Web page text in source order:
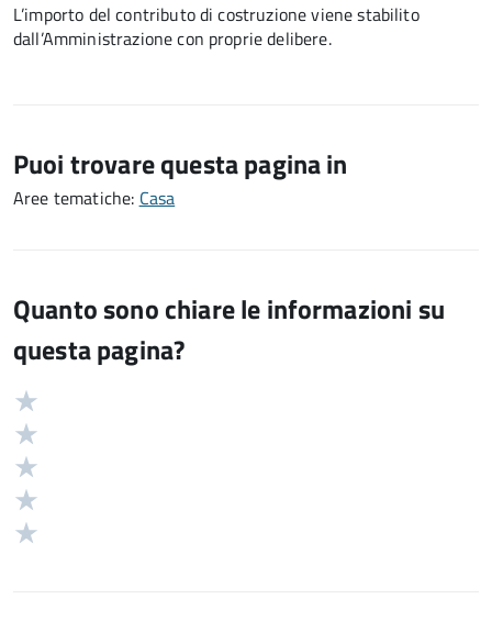
L’importo del contributo di costruzione viene stabilito
dall’Amministrazione con proprie delibere.
Puoi trovare questa pagina in
Aree tematiche: Casa
Quanto sono chiare le informazioni su
questa pagina?
Valutazione